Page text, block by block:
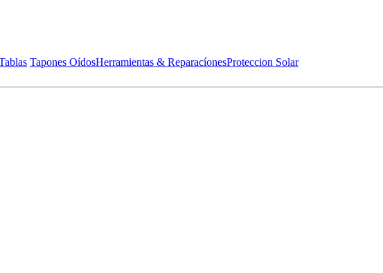
Tapones OídosHerramientas & ReparacíonesProteccion Solar